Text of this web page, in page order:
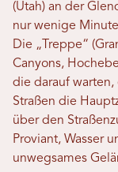
(Utah) an der
nur wenige
Die „Treppe“
Canyons,
die darauf
Straßen die
über den
Proviant, Wasser
unwegsames